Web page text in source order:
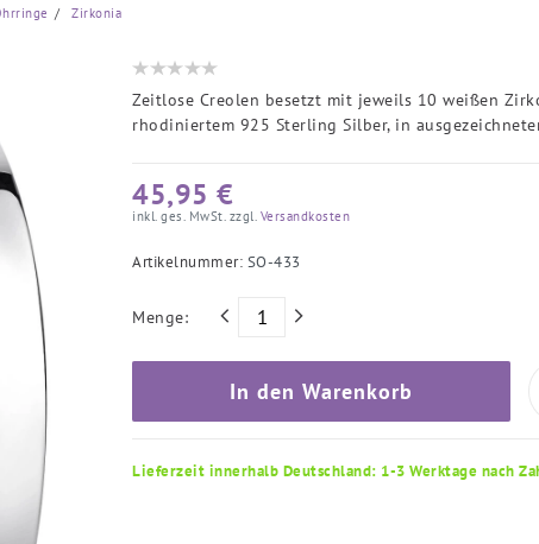
Zirkonia
Zeitlose Creolen besetzt mit jeweils 10 weißen
rhodiniertem 925 Sterling Silber, in
45,95 €
inkl. ges. MwSt. zzgl.Versandkosten
Artikelnummer: SO-433
Menge:
In den Warenkorb
Lieferzeit innerhalb Deutschland: 1-3 Werktage nach